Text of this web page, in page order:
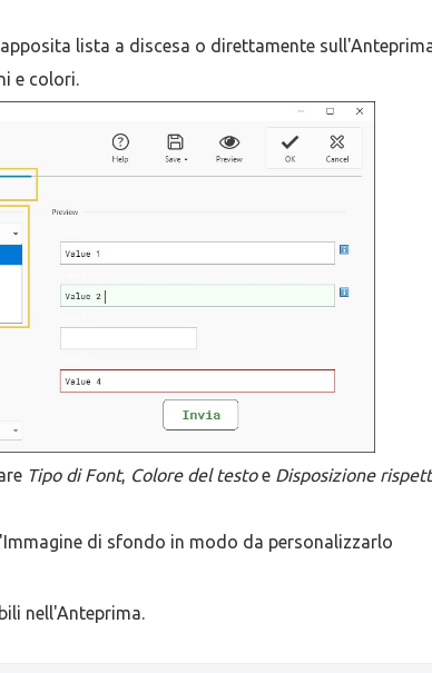
lista a discesa o direttamente
e colori.
Tipo di Font, Colore del testoe Disposizione
di sfondo in modo da personalizzarlo
nell'Anteprima.